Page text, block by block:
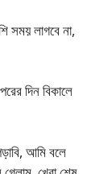
সময় লাগবে না,
দিন বিকালে
আমি বলে